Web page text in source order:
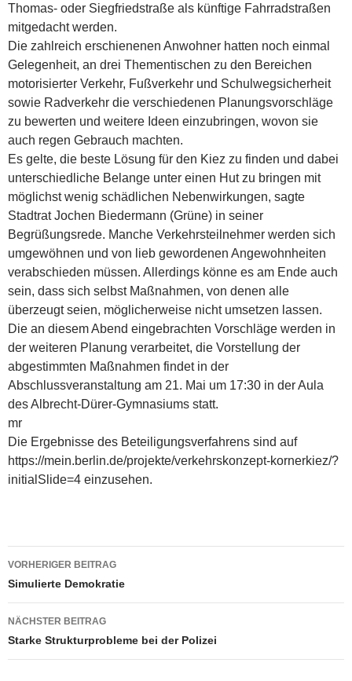
Thomas- oder Siegfriedstraße als künftige Fahrradstraßen
mitgedacht werden.
Die zahlreich erschienenen Anwohner hatten noch einmal
Gelegenheit, an drei Thementischen zu den Bereichen
motorisierter Verkehr, Fußverkehr und Schulwegsicherheit
sowie Radverkehr die verschiedenen Planungsvorschläge
zu bewerten und weitere Ideen einzubringen, wovon sie
auch regen Gebrauch machten.
Es gelte, die beste Lösung für den Kiez zu finden und dabei
unterschiedliche Belange unter einen Hut zu bringen mit
möglichst wenig schädlichen Nebenwirkungen, sagte
Stadtrat Jochen Biedermann (Grüne) in seiner
Begrüßungsrede. Manche Verkehrsteilnehmer werden sich
umgewöhnen und von lieb gewordenen Angewohnheiten
verabschieden müssen. Allerdings könne es am Ende auch
sein, dass sich selbst Maßnahmen, von denen alle
überzeugt seien, möglicherweise nicht umsetzen lassen.
Die an diesem Abend eingebrachten Vorschläge werden in
der weiteren Planung verarbeitet, die Vorstellung der
abgestimmten Maßnahmen findet in der
Abschlussveranstaltung am 21. Mai um 17:30 in der Aula
des Albrecht-Dü­rer-Gymnasiums statt.
mr
Die Ergebnisse des Beteiligungsverfahrens sind auf
https://mein.berlin.de/projekte/verkehrskonzept-kornerkiez/?
initialSlide=4 einzusehen.
Beitragsnavigation
VORHERIGER BEITRAG
Simulierte Demokratie
NÄCHSTER BEITRAG
Starke Strukturprobleme bei der Polizei